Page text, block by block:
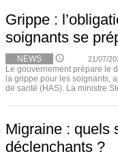
Grippe :
soignants se
NEWS 21/07/
Le gouvernement prépare le
la grippe pour les soignants,
de santé (HAS). La ministre
Migraine : quels
déclenchants ?